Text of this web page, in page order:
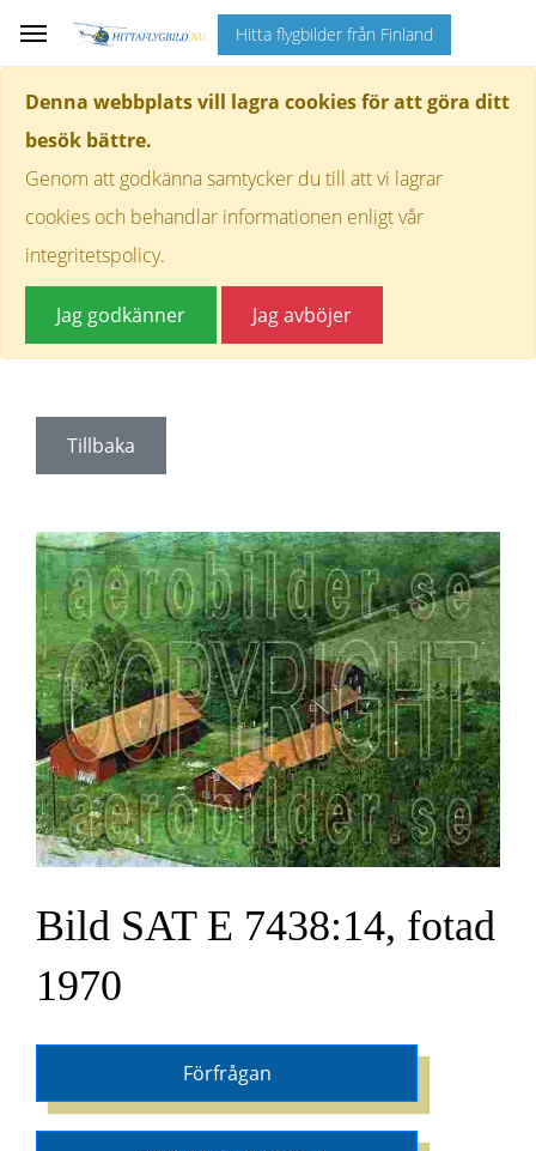
Denna webbplats vill lagra cookies för att göra ditt
besök bättre.
Genom att godkänna samtycker du till att vi lagrar
cookies och behandlar informationen enligt vår
integritetspolicy.
Jag godkänner Jag avböjer
Hitta flygbilder från Finland
Tillbaka
Bild SAT E 7438:14, fotad
1970
Förfrågan